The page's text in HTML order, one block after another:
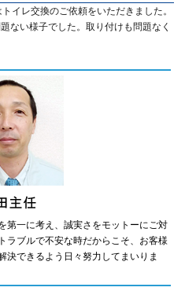
イレ交換のご依頼をいただきました。
ない様子でした。取り付けも問題なく
第一に考え、誠実さをモットーにご対
ラブルで不安な時だからこそ、お客様
決できるよう日々努力してまいりま